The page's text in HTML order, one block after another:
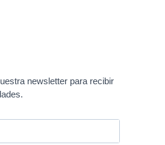
newsletter para recibir